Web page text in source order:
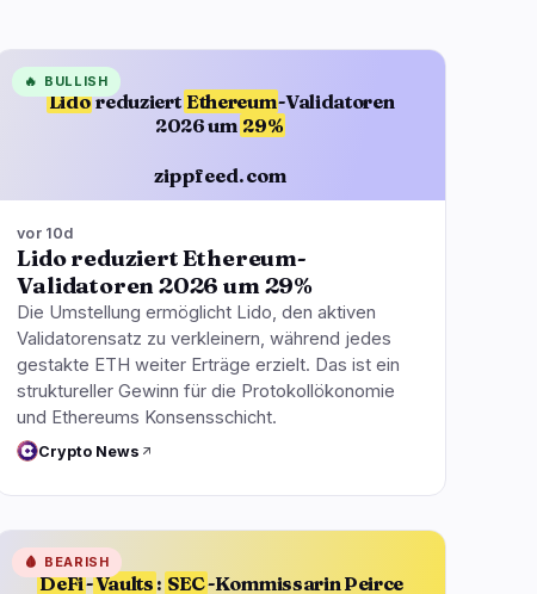
Lidoreduziert Ethereum-Validatoren
2026 um 29%
zippfeed.com
🔥 BULLISH
vor 10d
Lido reduziert Ethereum-
Validatoren 2026 um 29%
Die Umstellung ermöglicht Lido, den aktiven
Validatorensatz zu verkleinern, während jedes
gestakte ETH weiter Erträge erzielt. Das ist ein
struktureller Gewinn für die Protokollökonomie
und Ethereums Konsensschicht.
Crypto News
DeFi-Vaults : SEC-Kommissarin Peirce
🩸 BEARISH